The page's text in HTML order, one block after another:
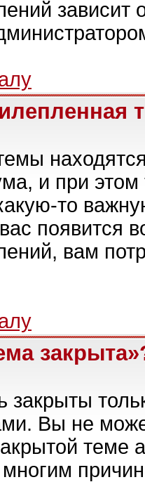
зависит
и при
то
появится
вам
закрыты
Вы не
теме